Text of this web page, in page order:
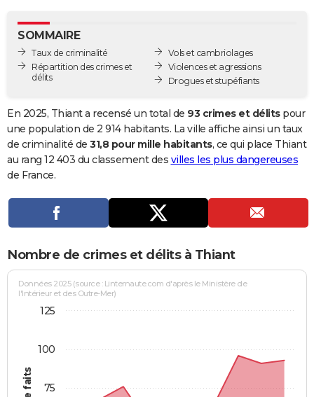
GUIDES D'ACHAT
BONS PLANS
Carte de Noël
Carte Bonne année
Carte Saint-Valentin
Carte Pâques
Carte d'anniversaire
DICTIONNAIRE
Dictionnaire
Biographies
Citations
Expressions
Proverbes
PROGRAMME TV
Se connecter
Entreprises
Service militaire
Avis de recherche
AVIS DE DÉCÈS
Bricolage
Lifestyle
Culture
Sport
Auto
Television
Voyage
Cinema
SOMMAIRE
Taux de criminalité
Répartition des crimes et
délits
Vols et cambriolages
Violences et agressions
Drogues et stupéfiants
En 2025, Thiant a recensé un total de 93 crimes et délitspour
une population de 2 914 habitants. La ville affiche ainsi un taux
de criminalité de 31,8 pour mille habitants, ce qui place Thiant
au rang 12 403 du classement des villes les plus dangereuses
de France.
Nombre de crimes et délits à Thiant
Données 2025 (source : Linternaute.com d'après le Ministère de
l'Intérieur et des Outre-Mer)
75
100
125